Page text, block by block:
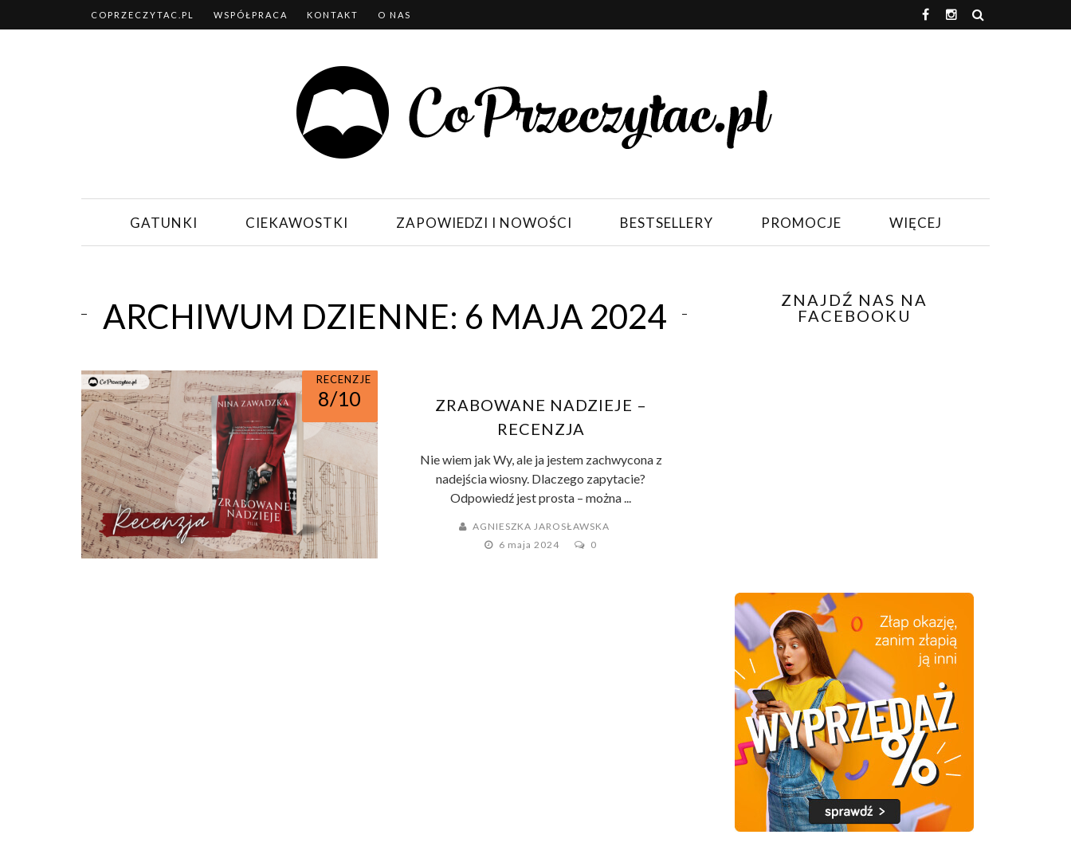
COPRZECZYTAC.PL WSPÓŁPRACA KONTAKT O NAS
GATUNKI CIEKAWOSTKI ZAPOWIEDZI I NOWOŚCI BESTSELLERY PROMOCJE WIĘCEJ
ARCHIWUM DZIENNE: 6 MAJA 2024
RECENZJE
8/10
ZRABOWANE NADZIEJE –
RECENZJA
Nie wiem jak Wy, ale ja jestem zachwycona z
nadejścia wiosny. Dlaczego zapytacie?
Odpowiedź jest prosta – można ...
AGNIESZKA JAROSŁAWSKA
6 maja 2024
0
ZNAJDŹ NAS NA
FACEBOOKU